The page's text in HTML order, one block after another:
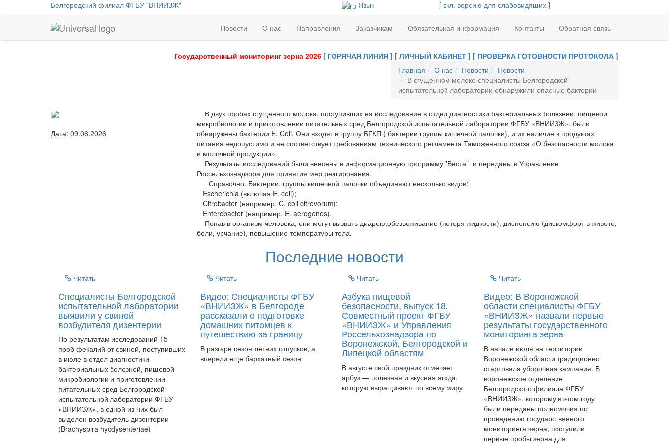
Белгородский филиал ФГБУ "ВНИИЗЖ" Язык [ вкл. версию для слабовидящих ]
Новости О нас Направления Заказчикам Обязательная информация Контакты Обратная связь
Государственный мониторинг зерна 2026 [ ГОРЯЧАЯ ЛИНИЯ ] [ ЛИЧНЫЙ КАБИНЕТ ] [ ПРОВЕРКА ГОТОВНОСТИ ПРОТОКОЛА ]
Главная
О нас Новости
Новости
В сгущенном молоке специалисты Белгородской
испытательной лаборатории обнаружили опасные бактерии
Дата: 09.06.2026
В двух пробах сгущенного молока, поступивших на исследование в отдел диагностики бактериальных болезней, пищевой
микробиологии и приготовлении питательных сред Белгородской испытательной лаборатории ФГБУ «ВНИИЗЖ», были
обнаружены бактерии E. Coli. Они входят в группу БГКП ( бактерии группы кишечной палочки), и их наличие в продуктах
питания недопустимо и не соответствует требованиям технического регламента Таможенного союза «О безопасности молока
и молочной продукции».
Результаты исследований были внесены в информационную программу "Веста" и переданы в Управление
Россельхознадзора для принятия мер реагирования.
Справочно. Бактерии, группы кишечной палочки объединяют несколько видов:
Escherichia (включая E. coli);
Citrobacter (например, C. coli citrovorum);
Enterobacter (например, E. aerogenes).
Попав в организм человека, они могут вызвать диарею,обезвоживание (потеря жидкости), диспепсию (дискомфорт в животе,
боли, урчание), повышение температуры тела.
Последние новости
Читать
Специалисты Белгородской
испытательной лаборатории
выявили у свиней
возбудителя дизентерии
По результатам исследований 15
проб фекалий от свиней, поступивших
в июле в отдел диагностики
бактериальных болезней, пищевой
микробиологии и приготовлении
питательных сред Белгородской
испытательной лаборатории ФГБУ
«ВНИИЗЖ», в одной из них был
выделен возбудитель дизентерии
(Brachyspira hyodysenteriae)
Читать
Видео: Специалисты ФГБУ
«ВНИИЗЖ» в Белгороде
рассказали о подготовке
домашних питомцев к
путешествию за границу
В разгаре сезон летних отпусков, а
впереди еще бархатный сезон
Читать
Азбука пищевой
безопасности, выпуск 18.
Совместный проект ФГБУ
«ВНИИЗЖ» и Управления
Россельхознадзора по
Воронежской, Белгородской и
Липецкой областям
В августе свой праздник отмечает
арбуз — полезная и вкусная ягода,
которую выращивают по всему миру
Читать
Видео: В Воронежской
области специалисты ФГБУ
«ВНИИЗЖ» назвали первые
результаты государственного
мониторинга зерна
В начале июля на территории
Воронежской области традиционно
стартовала уборочная кампания. В
воронежское отделение
Белгородского филиала ФГБУ
«ВНИИЗЖ», которому в этом году
были переданы полномочия по
проведению государственного
мониторинга зерна, поступили
первые пробы зерна для